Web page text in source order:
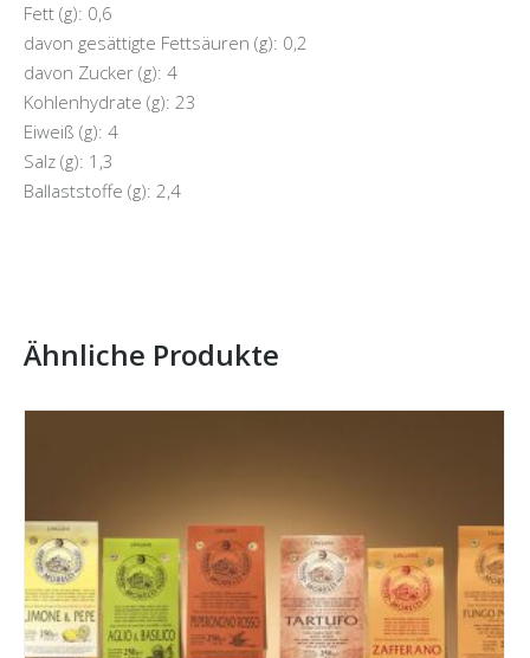
Fett (g): 0,6
davon gesättigte Fettsäuren (g): 0,2
davon Zucker (g): 4
Kohlenhydrate (g): 23
Eiweiß (g): 4
Salz (g): 1,3
Ballaststoffe (g): 2,4
Ähnliche Produkte